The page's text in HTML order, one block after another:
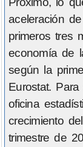
aceleración
primeros tres
economía de
según la
Eurostat.
oficina
crecimiento
trimestre de